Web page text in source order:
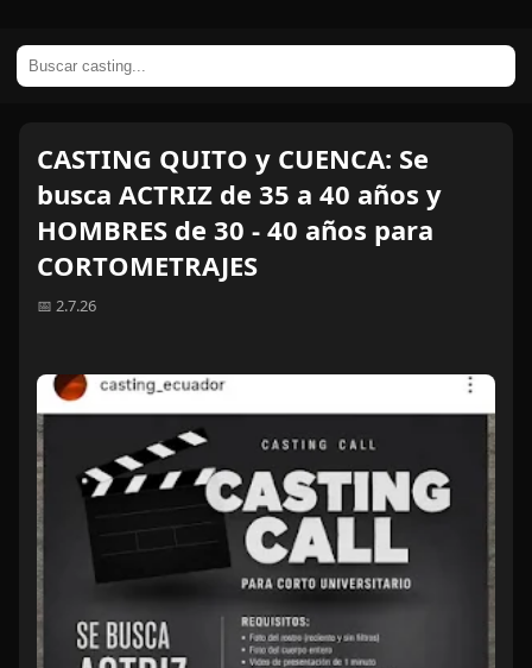
CASTING QUITO y CUENCA: Se
busca ACTRIZ de 35 a 40 años y
HOMBRES de 30 - 40 años para
CORTOMETRAJES
📅 2.7.26